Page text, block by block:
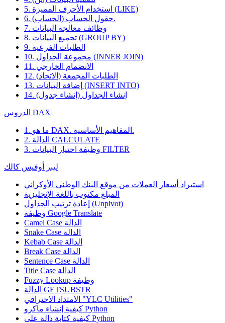
5. استخدام الأحرف المميزة (LIKE)
6. حقول الحساب (الحساب).
7. وظائف معالجة البيانات
8. تجميع البيانات (GROUP BY)
9. الطلبات الفرعية
10. مجموعة الجداول (INNER JOIN)
11. الانضمام الخارجي
12. الطلبات المجمعة (الاتحاد)
13. إضافة البيانات (INSERT INTO)
14. إنشاء الجداول (إنشاء جدول)
الدروس DAX
1. ما هو DAX. المفاهيم الأساسية.
2. الدالة CALCULATE
3. وظيفة اختيار البيانات FILTER
ليبر أوفيس كالك
استيراد أسعار العملات من موقع البنك الوطني الأوكراني
المبلغ مكتوب باللغة الإنجليزية
إعادة ترتيب الجداول (Unpivot)
Google Translate
Camel Case الدالة
Snake Case الدالة
Kebab Case الدالة
Break Case الدالة
Sentence Case الدالة
Title Case الدالة
Fuzzy Lookup وظيفة
الدالة GETSUBSTR
الامتداد الاحترافي "YLC Utilities"
كيفية إنشاء ماكرو Python
كيفية كتابة دالة على Python